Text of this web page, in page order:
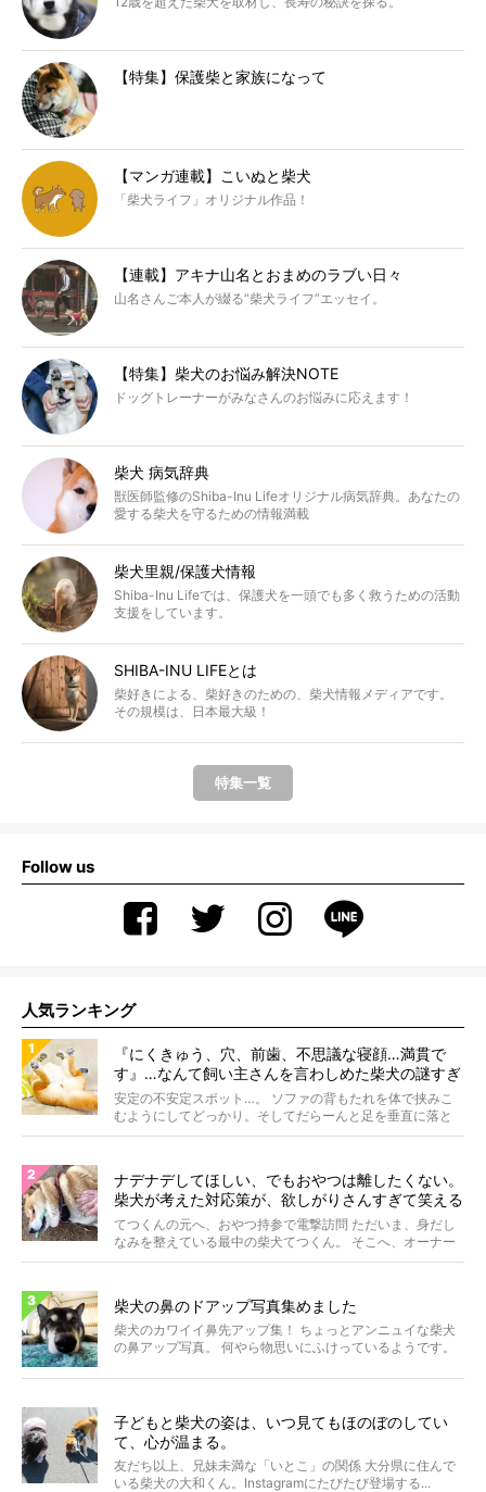
【特集】保護柴と家族になって
【マンガ連載】こいぬと柴犬
「柴犬ライフ」オリジナル作品！
【連載】アキナ山名とおまめのラブい日々
山名さんご本人が綴る“柴犬ライフ”エッセイ。
【特集】柴犬のお悩み解決NOTE
ドッグトレーナーがみなさんのお悩みに応えます！
柴犬 病気辞典
獣医師監修のShiba-Inu Lifeオリジナル病気辞典。あなたの
愛する柴犬を守るための情報満載
柴犬里親/保護犬情報
Shiba-Inu Lifeでは、保護犬を一頭でも多く救うための活動
支援をしています。
SHIBA-INU LIFEとは
柴好きによる、柴好きのための、柴犬情報メディアです。
その規模は、日本最大級！
特集一覧
Follow us
人気ランキング
『にくきゅう、穴、前歯、不思議な寝顔…満貫で
す』…なんて飼い主さんを言わしめた柴犬の謎すぎ
る寝相がコチラです。
安定の不安定スポット…。 ソファの背もたれを体で挟みこ
むようにしてどっかり。そしてだらーんと足を垂直に落と
して...
ナデナデしてほしい、でもおやつは離したくない。
柴犬が考えた対応策が、欲しがりさんすぎて笑える
【動画】
てつくんの元へ、おやつ持参で電撃訪問 ただいま、身だし
なみを整えている最中の柴犬てつくん。 そこへ、オーナー
さ...
柴犬の鼻のドアップ写真集めました
柴犬のカワイイ鼻先アップ集！ ちょっとアンニュイな柴犬
の鼻アップ写真。 何やら物思いにふけっているようです。
子どもと柴犬の姿は、いつ見てもほのぼのしてい
て、心が温まる。
友だち以上、兄妹未満な「いとこ」の関係 大分県に住んで
いる柴犬の大和くん。Instagramにたびたび登場する...